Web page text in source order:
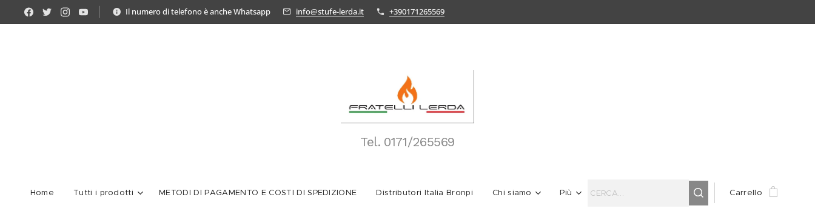
Il numero di telefono è anche Whatsapp info@stufe-lerda.it +390171265569
Tel. 0171/265569
Home Tutti i prodotti METODI DI PAGAMENTO E COSTI DI SPEDIZIONE Distributori Italia Bronpi Chi siamo Più Carrello